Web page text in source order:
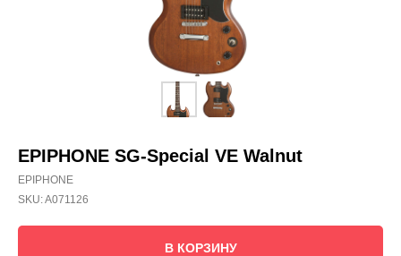
EPIPHONE SG-Special VE Walnut
EPIPHONE
SKU:A071126
В КОРЗИНУ